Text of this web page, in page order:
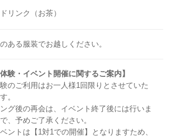
リンク（お茶）
ある服装でお越しください。
体験・イベント開催に関するご案内】
のご利用はお一人様1回限りとさせていた
。
グ後の再会は、イベント終了後には行いま
、予めご了承ください。
ントは【1対1での開催】となりますため、